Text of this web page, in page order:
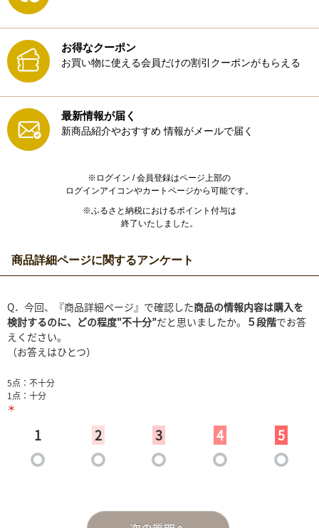
お得なクーポン
お買い物に使える会員だけの割引クーポンがもらえる
最新情報が届く
新商品紹介やおすすめ 情報がメールで届く
※ログイン / 会員登録はページ上部の
ログインアイコンやカートページから可能です。
※ふるさと納税におけるポイント付与は
終了いたしました。
商品詳細ページに関するアンケート